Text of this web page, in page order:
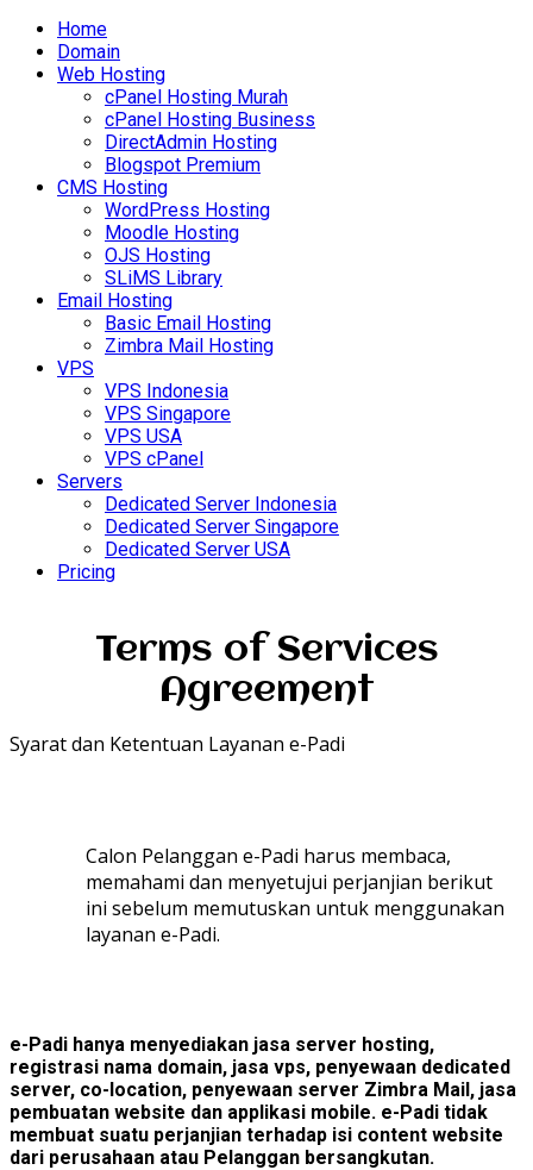
Home
Domain
Web Hosting
cPanel Hosting Murah
cPanel Hosting Business
DirectAdmin Hosting
Blogspot Premium
CMS Hosting
WordPress Hosting
Moodle Hosting
OJS Hosting
SLiMS Library
Email Hosting
Basic Email Hosting
Zimbra Mail Hosting
VPS
VPS Indonesia
VPS Singapore
VPS USA
VPS cPanel
Servers
Dedicated Server Indonesia
Dedicated Server Singapore
Dedicated Server USA
Pricing
Terms of Services
Agreement
Syarat dan Ketentuan Layanan e-Padi
Calon Pelanggan e-Padi harus membaca,
memahami dan menyetujui perjanjian berikut
ini sebelum memutuskan untuk menggunakan
layanan e-Padi.
e-Padi hanya menyediakan jasa server hosting,
registrasi nama domain, jasa vps, penyewaan dedicated
server, co-location, penyewaan server Zimbra Mail, jasa
pembuatan website dan applikasi mobile. e-Padi tidak
membuat suatu perjanjian terhadap isi content website
dari perusahaan atau Pelanggan bersangkutan.